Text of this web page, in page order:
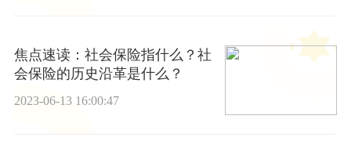
焦点速读：社会保险指什么？社
会保险的历史沿革是什么？
2023-06-13 16:00:47